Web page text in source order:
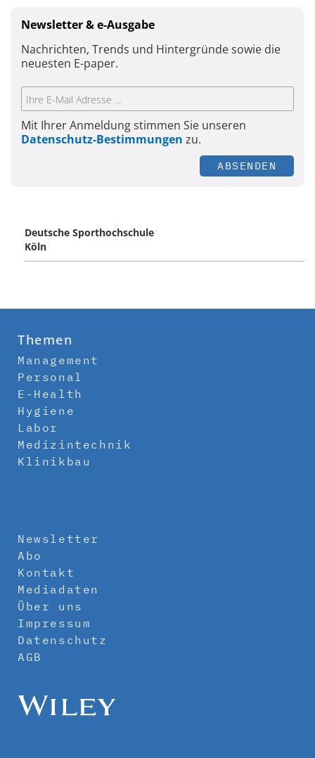
Newsletter & e-Ausgabe
Nachrichten, Trends und Hintergründe sowie die
neuesten E-paper.
Mit Ihrer Anmeldung stimmen Sie unseren
Datenschutz-Bestimmungen zu.
ABSENDEN
Deutsche Sporthochschule
Köln
Themen
Management
Personal
E-Health
Hygiene
Labor
Medizintechnik
Klinikbau
Newsletter
Abo
Kontakt
Mediadaten
Über uns
Impressum
Datenschutz
AGB